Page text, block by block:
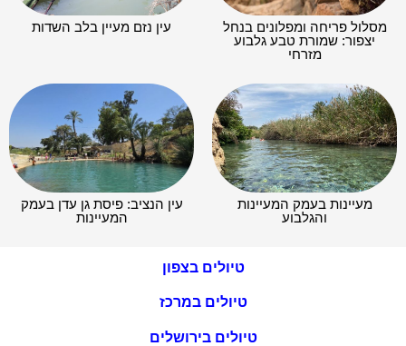
מסלול פריחה ומפלונים בנחל
יצפור: שמורת טבע גלבוע
מזרחי
עין נזם מעיין בלב השדות
מעיינות בעמק המעיינות
והגלבוע
עין הנציב: פיסת גן עדן בעמק
המעיינות
טיולים בצפון
טיולים במרכז
טיולים בירושלים